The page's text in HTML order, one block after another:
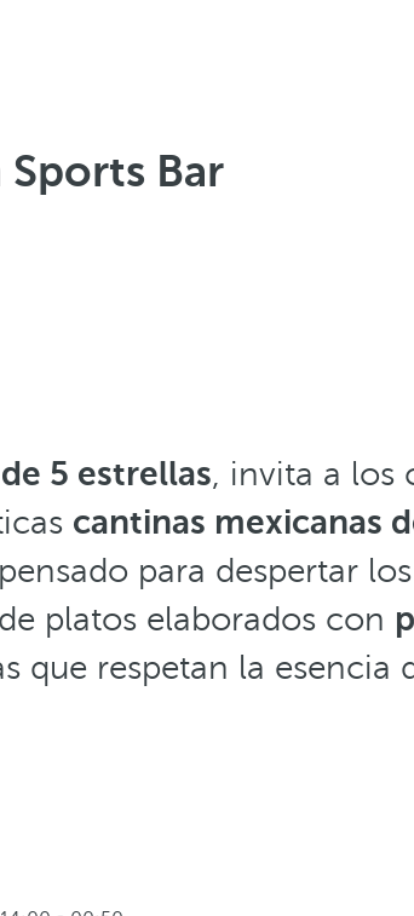
Bar
5 estrellas, invita a los
cantinas mexicanas
para despertar
platos elaborados con
que respetan la esencia